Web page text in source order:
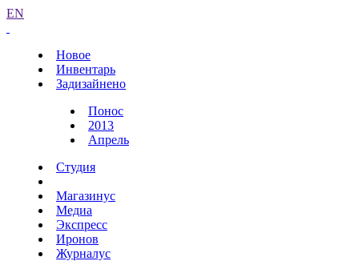
EN
Новое
Инвентарь
Задизайнено
Понос
2013
Апрель
Студия
Магазинус
Медиа
Экспресс
Иронов
Журналус